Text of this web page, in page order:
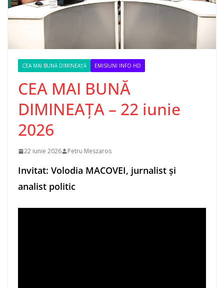
CEA MAI BUNĂ DIMINEAȚĂ EMISIUNI INFO HD
CEA MAI BUNĂ
DIMINEAȚA – 22 iunie
2026
22 iunie 2026 Petru Meszaros
Invitat: Volodia MACOVEI, jurnalist și
analist politic